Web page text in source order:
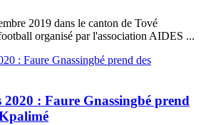
2019 dans le canton de Tové
organisé par l'association AIDES ...
2020 : Faure Gnassingbé prend